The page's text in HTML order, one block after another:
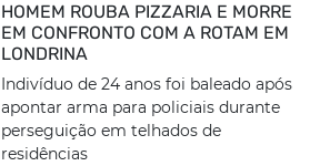
HOMEM ROUBA PIZZARIA E MORRE
EM CONFRONTO COM A ROTAM EM
LONDRINA
Indivíduo de 24 anos foi baleado após
apontar arma para policiais durante
perseguição em telhados de
residências